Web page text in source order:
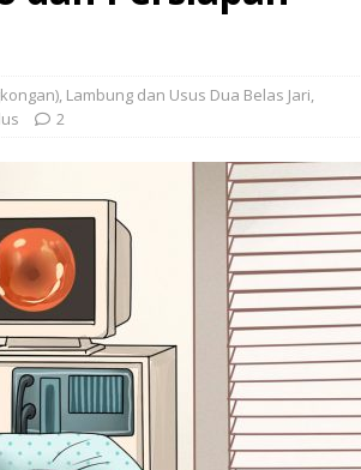
, Lambung dan Usus Dua Belas Jari,
2